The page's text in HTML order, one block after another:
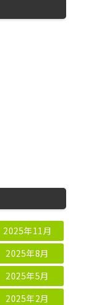
2025年11月
2025年8月
2025年5月
2025年2月